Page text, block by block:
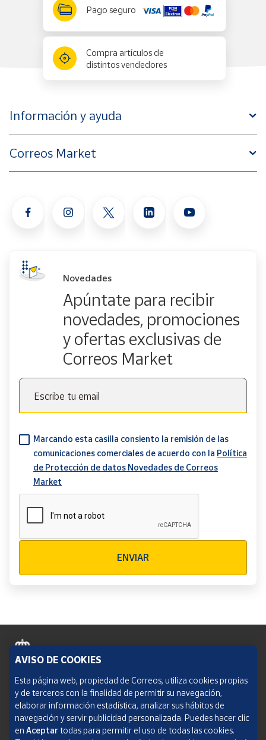
Pago seguro
Compra artículos de
distintos vendedores
Información y ayuda
Correos Market
Novedades
Apúntate para recibir
novedades, promociones
y ofertas exclusivas de
Correos Market
Escribe tu email
Marcando esta casilla consiento la remisión de las
comunicaciones comerciales de acuerdo con la Política
de Protección de datos Novedades de Correos
Market
ENVIAR
Política de cookies
Aviso legal
Condiciones del servicio
AVISO DE COOKIES
Esta página web, propiedad de Correos, utiliza cookies propias
y de terceros con la finalidad de permitir su navegación,
elaborar información estadística, analizar sus hábitos de
navegación y servir publicidad personalizada. Puedes hacer clic
en Aceptar todas para permitir el uso de todas las cookies.